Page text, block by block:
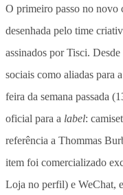
O primeiro passo no novo
desenhada pelo time
assinados por Tisci.
sociais como aliadas para
feira da semana passada
oficial para a label:
referência a Thommas
item foi comercializado
Loja no perfil) e WeChat,